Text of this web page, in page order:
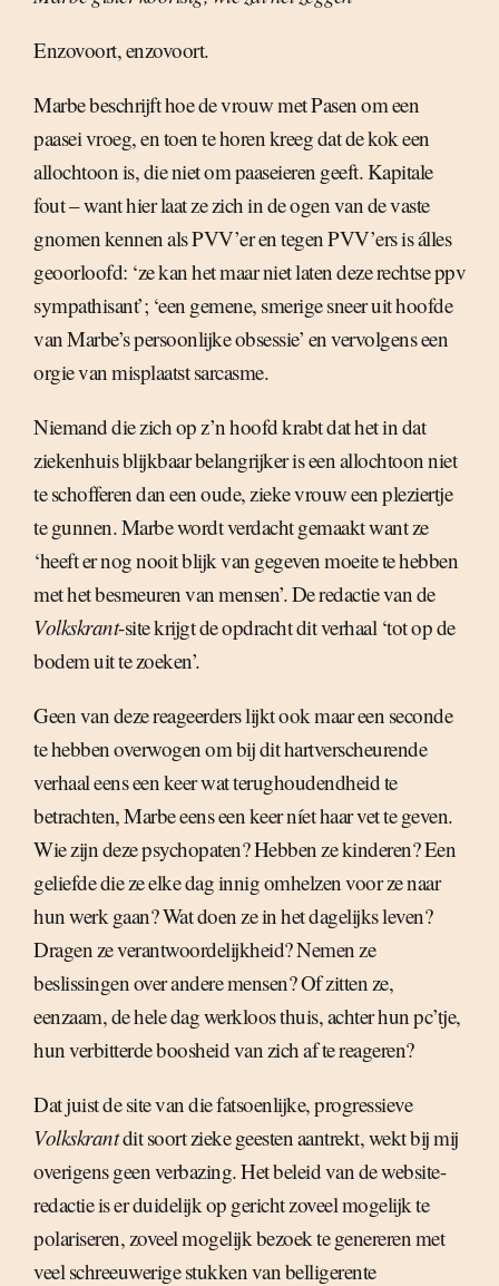
Enzovoort, enzovoort.
Marbe beschrijft hoe de vrouw met Pasen om een
paasei vroeg, en toen te horen kreeg dat de kok een
allochtoon is, die niet om paaseieren geeft. Kapitale
fout – want hier laat ze zich in de ogen van de vaste
gnomen kennen als PVV’er en tegen PVV’ers is álles
geoorloofd: ‘ze kan het maar niet laten deze rechtse ppv
sympathisant’; ‘een gemene, smerige sneer uit hoofde
van Marbe’s persoonlijke obsessie’ en vervolgens een
orgie van misplaatst sarcasme.
Niemand die zich op z’n hoofd krabt dat het in dat
ziekenhuis blijkbaar belangrijker is een allochtoon niet
te schofferen dan een oude, zieke vrouw een pleziertje
te gunnen. Marbe wordt verdacht gemaakt want ze
‘heeft er nog nooit blijk van gegeven moeite te hebben
met het besmeuren van mensen’. De redactie van de
Volkskrant-site krijgt de opdracht dit verhaal ‘tot op de
bodem uit te zoeken’.
Geen van deze reageerders lijkt ook maar een seconde
te hebben overwogen om bij dit hartverscheurende
verhaal eens een keer wat terughoudendheid te
betrachten, Marbe eens een keer níet haar vet te geven.
Wie zijn deze psychopaten? Hebben ze kinderen? Een
geliefde die ze elke dag innig omhelzen voor ze naar
hun werk gaan? Wat doen ze in het dagelijks leven?
Dragen ze verantwoordelijkheid? Nemen ze
beslissingen over andere mensen? Of zitten ze,
eenzaam, de hele dag werkloos thuis, achter hun pc’tje,
hun verbitterde boosheid van zich af te reageren?
Dat juist de site van die fatsoenlijke, progressieve
Volkskrantdit soort zieke geesten aantrekt, wekt bij mij
overigens geen verbazing. Het beleid van de website-
redactie is er duidelijk op gericht zoveel mogelijk te
polariseren, zoveel mogelijk bezoek te genereren met
veel schreeuwerige stukken van belligerente